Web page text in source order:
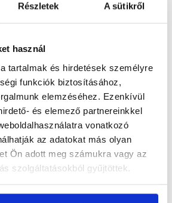
Részletek A sütikről
használ
tartalmak és hirdetések személyre
funkciók biztosításához,
elemzéséhez. Ezenkívül
és elemező partnereinkkel
vonatkozó
az adatokat más olyan
Ön adott meg számukra vagy az
szolgáltatásokból gyűjtöttek.
azÁltalános Szerződési
Adatkezelési tájékoztatót.